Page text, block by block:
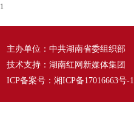
1
主办单位：中共湖南省委组织部
技术支持：湖南红网新媒体集团
ICP备案号： 湘ICP备17016663号-1